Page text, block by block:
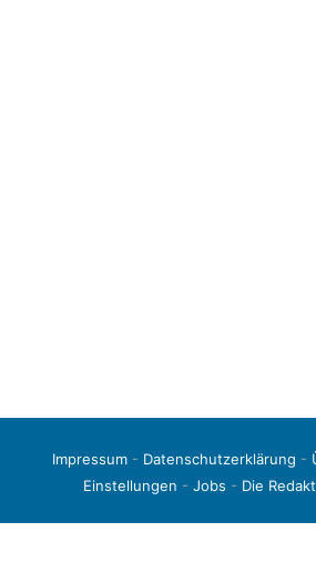
Impressum- Datenschutzerklärung -
Einstellungen - Jobs - Die